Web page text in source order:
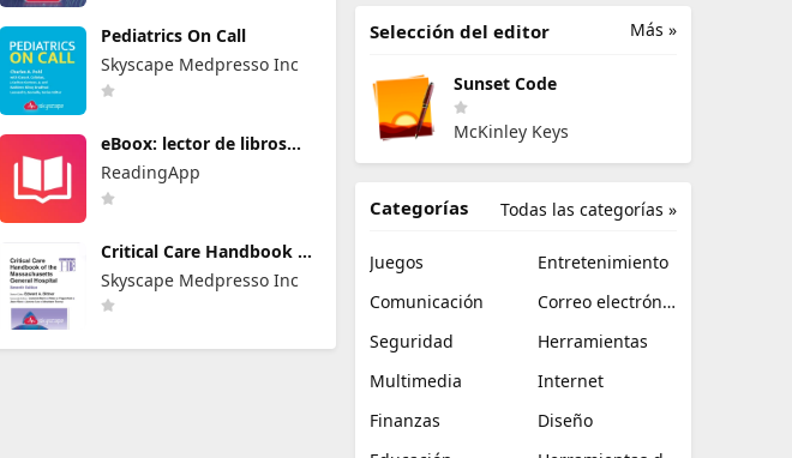
Pediatrics On Call
Skyscape Medpresso Inc
eBoox: lector de libros
epub
ReadingApp
Critical Care Handbook of
MGH
Skyscape Medpresso Inc
Más »
Selección del editor
Sunset Code
McKinley Keys
Todas las categorías »
Categorías
Juegos
Entretenimiento
Comunicación
Correo electrónico
Seguridad
Herramientas
Multimedia
Internet
Finanzas
Diseño